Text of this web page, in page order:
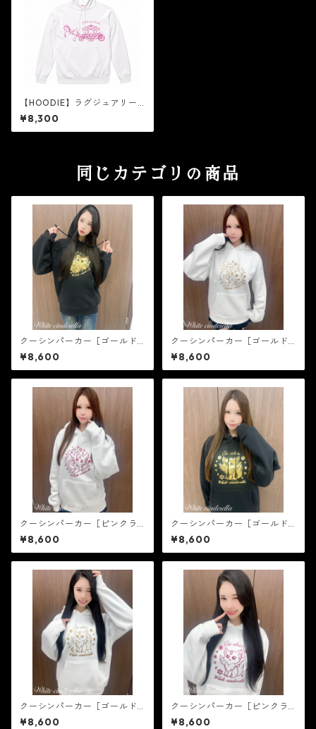
【HOODIE】ラグジュアリー
キャリッジ［白×ピンクラメ］
¥8,300
同じカテゴリの商品
クーシンパーカー［ゴールド
箔］
¥8,600
クーシンパーカー［ゴールド
ラメ］
¥8,600
クーシンパーカー［ピンクラ
メ］
¥8,600
クーシンパーカー［ゴールド
箔］
¥8,600
クーシンパーカー［ゴールド
ラメ］
¥8,600
クーシンパーカー［ピンクラ
メ］
¥8,600